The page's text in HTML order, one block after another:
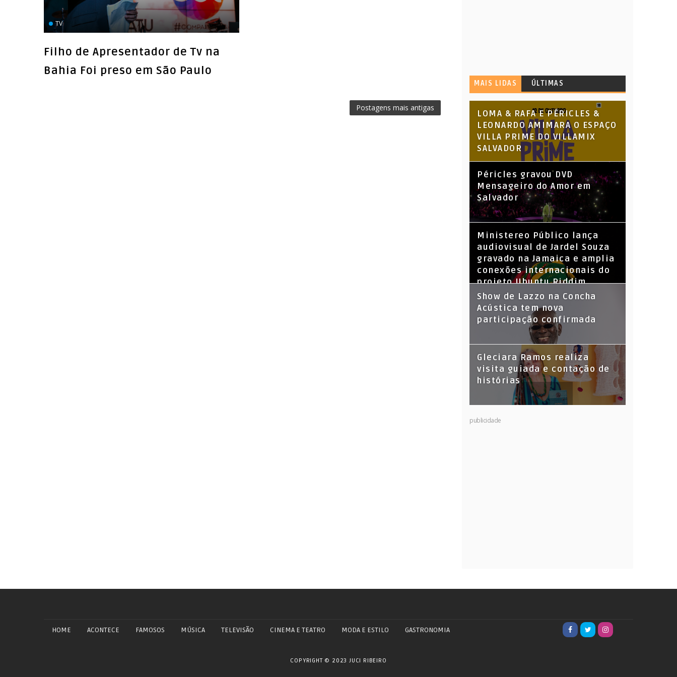
TV
Filho de Apresentador de Tv na
Bahia Foi preso em São Paulo
Postagens mais antigas
MAIS LIDAS ÚLTIMAS
LOMA & RAFA E PÉRICLES &
LEONARDO AMIMARA O ESPAÇO
VILLA PRIME DO VILLAMIX
SALVADOR
Péricles gravou DVD
Mensageiro do Amor em
Salvador
​Ministereo Público lança
audiovisual de Jardel Souza
gravado na Jamaica e amplia
conexões internacionais do
projeto Ubuntu Riddim
Show de Lazzo na Concha
Acústica tem nova
participação confirmada
Gleciara Ramos realiza
visita guiada e contação de
histórias
publicidade
HOME ACONTECE FAMOSOS MÚSICA TELEVISÃO CINEMA E TEATRO MODA E ESTILO GASTRONOMIA
COPYRIGHT © 2023 JUCI RIBEIRO